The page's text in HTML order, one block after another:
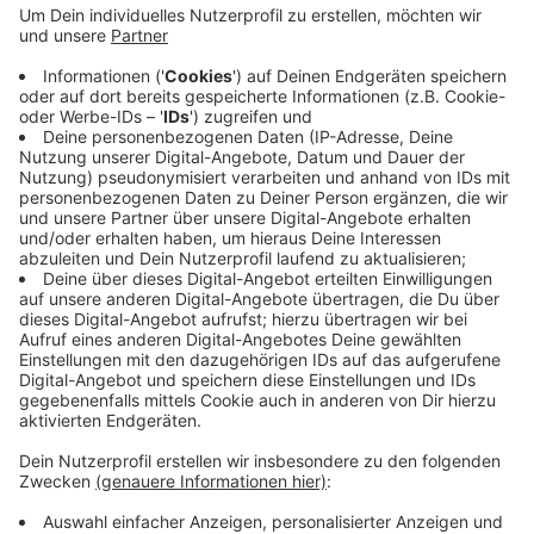
zwischen Oberbarmen und Wichlinghausen nicht
bis Sonntag asphaltiert werden. Der Standstreifen
und die rechte Fahrspur bekommen eine neue
Decke. Das werde nun bis Ende kommender Woche
dauern. So lange ist die A46 Richtung Düsseldorf
zwischen den beiden Anschlussstellen nur
einspurig. Außerdem kann man in Oberbarmen
nicht auffahren.
Veröffentlicht:Freitag, 14.05.2021 13:04
Anzeige